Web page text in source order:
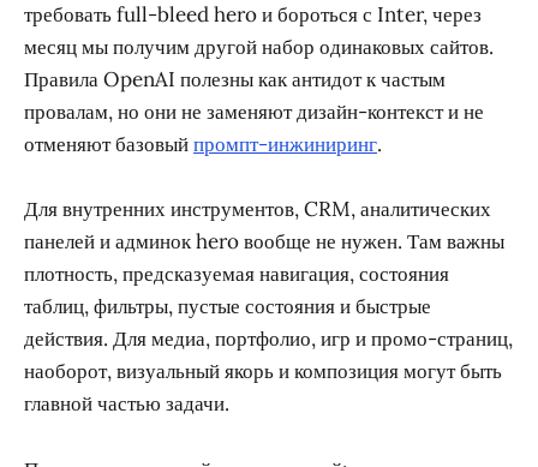
требовать full-bleed hero и бороться с Inter, через
месяц мы получим другой набор одинаковых сайтов.
Правила OpenAI полезны как антидот к частым
провалам, но они не заменяют дизайн-контекст и не
отменяют базовыйпромпт-инжиниринг.
Для внутренних инструментов, CRM, аналитических
панелей и админок hero вообще не нужен. Там важны
плотность, предсказуемая навигация, состояния
таблиц, фильтры, пустые состояния и быстрые
действия. Для медиа, портфолио, игр и промо-страниц,
наоборот, визуальный якорь и композиция могут быть
главной частью задачи.